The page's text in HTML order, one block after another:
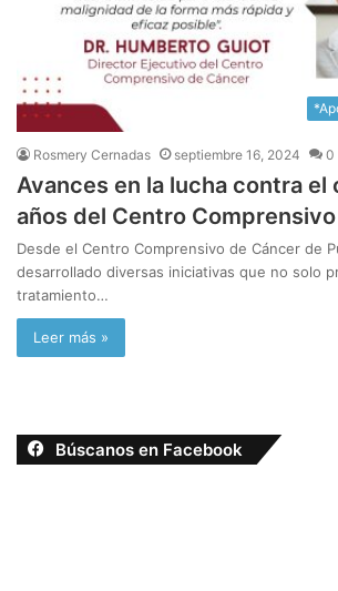
Rosmery Cernadas septiembre 16, 2024 0
Avances en la lucha contra el
años del Centro
Desde el Centro Comprensivo de Cáncer de
desarrollado diversas iniciativas que no solo
tratamiento…
Leer más »
Búscanos en Facebook